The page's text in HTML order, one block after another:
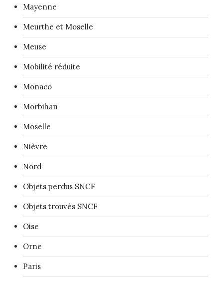
Mayenne
Meurthe et Moselle
Meuse
Mobilité réduite
Monaco
Morbihan
Moselle
Nièvre
Nord
Objets perdus SNCF
Objets trouvés SNCF
Oise
Orne
Paris